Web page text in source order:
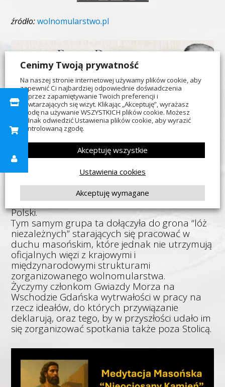
źródło:wolnomularstwo.pl
31 października grupa niezależnych (nie
należących do żadnej obediencji) entuzjastów
Sztuki Królewskiej powołała w Warszawie lożę
Członkami założycielami są byli członkowie
jednej z warszawskich lóż Wielkiego Wschodu
Polski.
Tym samym grupa ta dołączyła do grona “lóż
niezależnych” starających się pracować w
duchu masońskim, które jednak nie utrzymują
oficjalnych więzi z krajowymi i
międzynarodowymi strukturami
zorganizowanego wolnomularstwa.
Życzymy członkom Gwiazdy Morza na
Wschodzie Gdańska wytrwałości w pracy na
rzecz ideałów, do których przywiązanie
deklarują, oraz tego, by w przyszłości udało im
się zorganizować spotkania także poza Stolicą.
Cenimy Twoją prywatność
Na naszej stronie internetowej używamy plików cookie, aby
zapewnić Ci najbardziej odpowiednie doświadczenia
poprzez zapamiętywanie Twoich preferencji i
powtarzających się wizyt. Klikając „Akceptuję”, wyrażasz
zgodę na używanie WSZYSTKICH plików cookie. Możesz
jednak odwiedzić Ustawienia plików cookie, aby wyrazić
kontrolowaną zgodę.
Ustawienia cookies
Akceptuję wymagane
Akceptuję wszystkie